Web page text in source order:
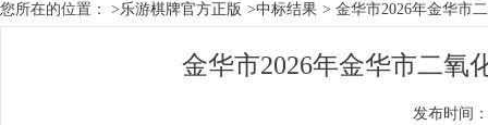
您所在的位置： >乐游棋牌官方正版 >中标结果 > 金华市2026年金华市
金华市2026年金华市二氧
发布时间：